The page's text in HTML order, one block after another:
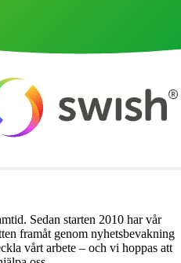
Sedan starten 2010 har vår
framåt genom nyhetsbevakning
vårt arbete – och vi hoppas att